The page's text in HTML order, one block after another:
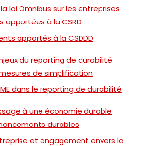
loi Omnibus sur les entreprises
apportées à la CSRD
apportés à la CSDDD
du reporting de durabilité
de simplification
dans le reporting de durabilité
à une économie durable
durables
et engagement envers la